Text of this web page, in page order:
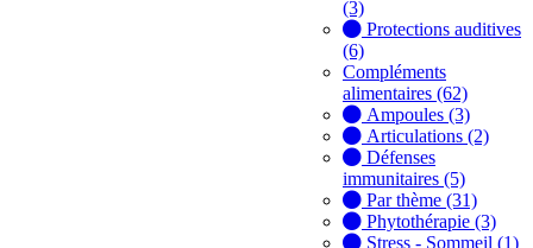
(3)
Protections auditives
(6)
Compléments
alimentaires (62)
Ampoules (3)
Articulations (2)
Défenses
immunitaires (5)
Par thème (31)
Phytothérapie (3)
Stress - Sommeil (1)